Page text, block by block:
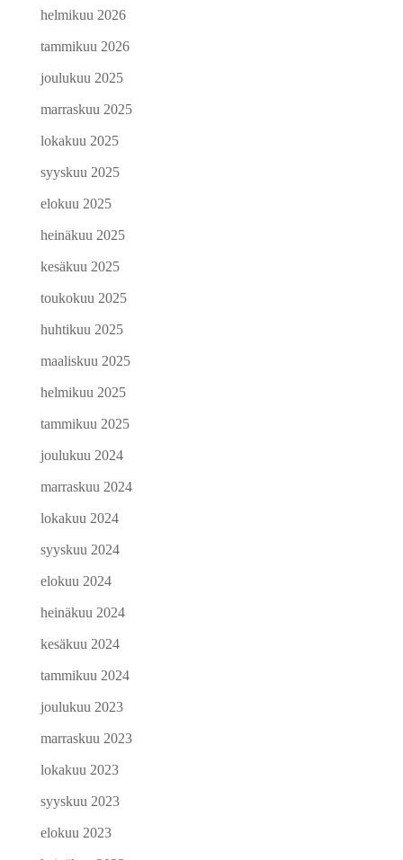
helmikuu 2026
tammikuu 2026
joulukuu 2025
marraskuu 2025
lokakuu 2025
syyskuu 2025
elokuu 2025
heinäkuu 2025
kesäkuu 2025
toukokuu 2025
huhtikuu 2025
maaliskuu 2025
helmikuu 2025
tammikuu 2025
joulukuu 2024
marraskuu 2024
lokakuu 2024
syyskuu 2024
elokuu 2024
heinäkuu 2024
kesäkuu 2024
tammikuu 2024
joulukuu 2023
marraskuu 2023
lokakuu 2023
syyskuu 2023
elokuu 2023